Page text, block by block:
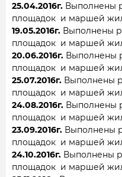
25.04.2016г. Выполнены
площадок и маршей
19.05.2016г. Выполнены
площадок и маршей
20.06.2016г. Выполнены
площадок и маршей
25.07.2016г. Выполнены
площадок и маршей
24.08.2016г. Выполнены
площадок и маршей
23.09.2016г. Выполнены
площадок и маршей
24.10.2016г. Выполнены
площадок и маршей